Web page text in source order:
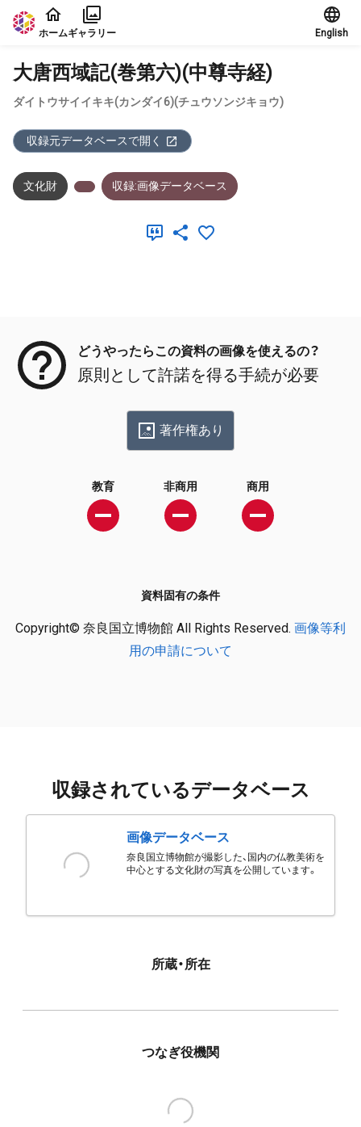
本文に飛ぶ
ホームギャラリー English
大唐西域記(巻第六)(中尊寺経)
ダイトウサイイキキ(カンダイ6)(チュウソンジキョウ)
収録元データベースで開く
文化財 収録:画像データベース
どうやったらこの資料の画像を使えるの？
原則として許諾を得る手続が必要
著作権あり
教育 非商用 商用
資料固有の条件
Copyright© 奈良国立博物館 All Rights Reserved. 画像等利
用の申請について
収録されているデータベース
画像データベース
奈良国立博物館が撮影した、国内の仏教美術を
中心とする文化財の写真を公開しています。
所蔵・所在
つなぎ役機関